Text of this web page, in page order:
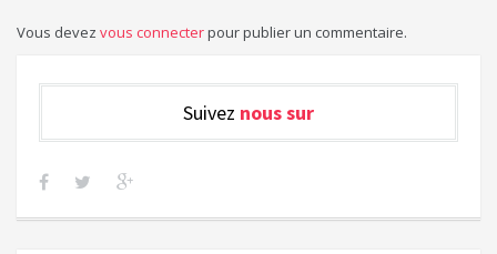
Vous devez vous connecterpour publier un commentaire.
Suivez nous sur